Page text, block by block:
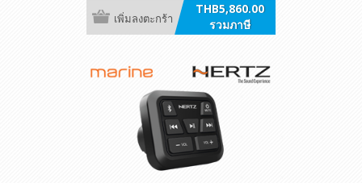
THB5,860.00
รวมภาษี
เพิ่มลงตะกร้า